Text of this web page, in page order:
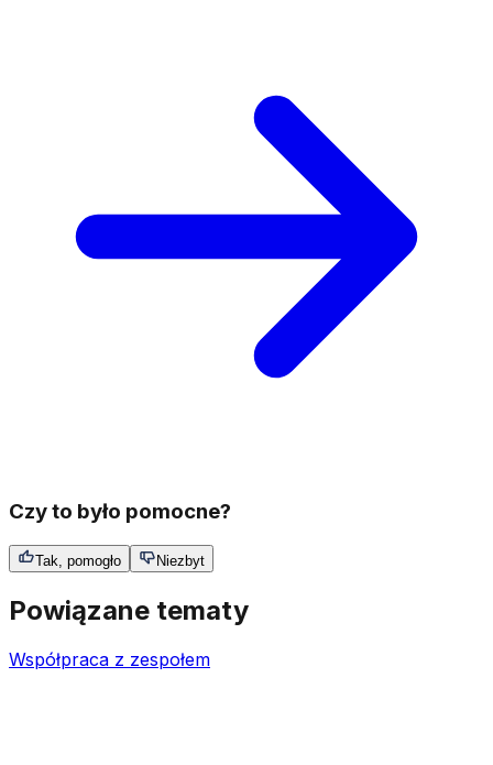
Czy to było pomocne?
Tak, pomogło Niezbyt
Powiązane tematy
Współpraca z zespołem